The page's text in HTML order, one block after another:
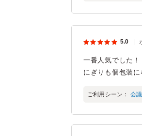
5.0
一番人気でした
にぎりも個包装
ご利用シーン： 会